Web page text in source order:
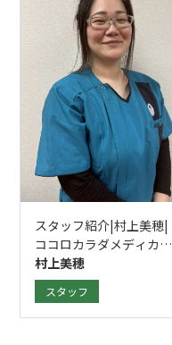
スタッフ紹介|村上美穂|
ココロカラダメディカル
整体院 立川南口院
村上美穂
スタッフ